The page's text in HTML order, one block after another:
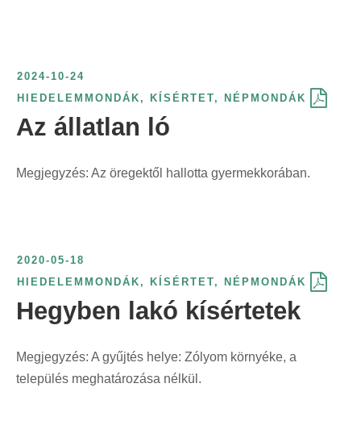
2024-10-24
HIEDELEMMONDÁK , KÍSÉRTET, NÉPMONDÁK
Az állatlan ló
Megjegyzés: Az öregektől hallotta gyermekkorában.
2020-05-18
HIEDELEMMONDÁK , KÍSÉRTET, NÉPMONDÁK
Hegyben lakó kísértetek
Megjegyzés: A gyűjtés helye: Zólyom környéke, a
település meghatározása nélkül.